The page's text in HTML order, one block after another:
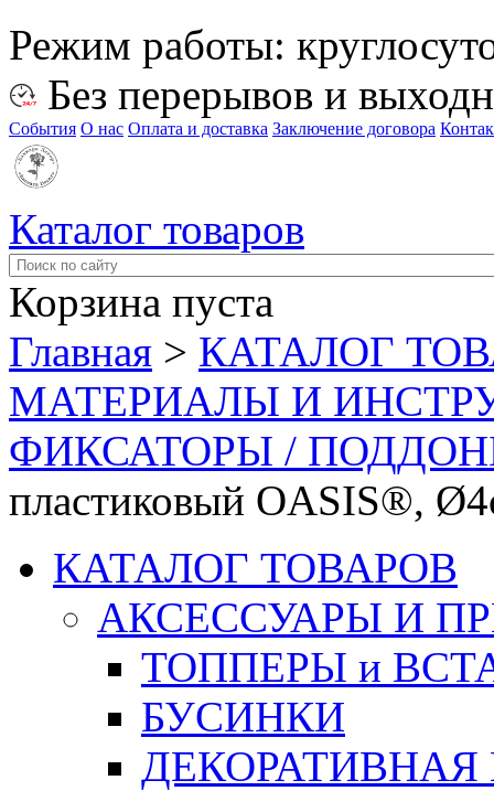
Режим работы:
Без перерывов и
События О нас Оплата и доставка Заключение договора
Каталог товаров
Корзина пуста
Главная > КАТАЛОГ
МАТЕРИАЛЫ И
ФИКСАТОРЫ /
пластиковый OASIS®,
КАТАЛОГ ТОВАРОВ
АКСЕССУАРЫ И
ТОППЕРЫ и
БУСИНКИ
ДЕКОРАТИВНАЯ